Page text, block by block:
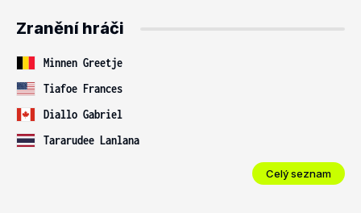
Zranění hráči
Minnen Greetje
Tiafoe Frances
Diallo Gabriel
Tararudee Lanlana
Celý seznam